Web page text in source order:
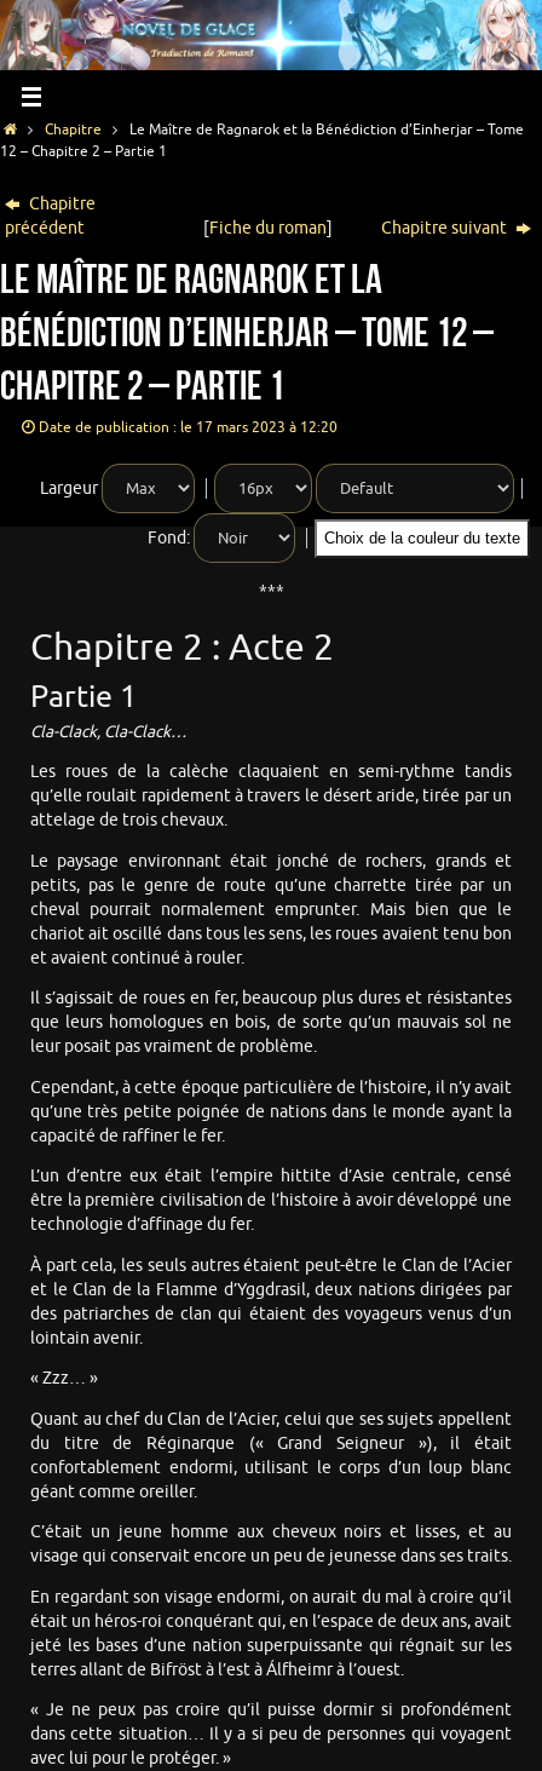
Chapitre
Le Maître de Ragnarok et la Bénédiction d’Einherjar – Tome
12 – Chapitre 2 – Partie 1
Chapitre
précédent
[Fiche du roman] Chapitre suivant
Le Maître de Ragnarok et la
Bénédiction d’Einherjar – Tome 12 –
Chapitre 2 – Partie 1
Date de publication : le 17 mars 2023 à 12:20
Largeur
Fond: Choix de la couleur du texte
***
Chapitre 2 : Acte 2
Partie 1
Cla-Clack, Cla-Clack…
Les roues de la calèche claquaient en semi-rythme tandis
qu’elle roulait rapidement à travers le désert aride, tirée par un
attelage de trois chevaux.
Le paysage environnant était jonché de rochers, grands et
petits, pas le genre de route qu’une charrette tirée par un
cheval pourrait normalement emprunter. Mais bien que le
chariot ait oscillé dans tous les sens, les roues avaient tenu bon
et avaient continué à rouler.
Il s’agissait de roues en fer, beaucoup plus dures et résistantes
que leurs homologues en bois, de sorte qu’un mauvais sol ne
leur posait pas vraiment de problème.
Cependant, à cette époque particulière de l’histoire, il n’y avait
qu’une très petite poignée de nations dans le monde ayant la
capacité de raffiner le fer.
L’un d’entre eux était l’empire hittite d’Asie centrale, censé
être la première civilisation de l’histoire à avoir développé une
technologie d’affinage du fer.
À part cela, les seuls autres étaient peut-être le Clan de l’Acier
et le Clan de la Flamme d’Yggdrasil, deux nations dirigées par
des patriarches de clan qui étaient des voyageurs venus d’un
lointain avenir.
« Zzz… »
Quant au chef du Clan de l’Acier, celui que ses sujets appellent
du titre de Réginarque (« Grand Seigneur »), il était
confortablement endormi, utilisant le corps d’un loup blanc
géant comme oreiller.
C’était un jeune homme aux cheveux noirs et lisses, et au
visage qui conservait encore un peu de jeunesse dans ses traits.
En regardant son visage endormi, on aurait du mal à croire qu’il
était un héros-roi conquérant qui, en l’espace de deux ans, avait
jeté les bases d’une nation superpuissante qui régnait sur les
terres allant de Bifröst à l’est à Álfheimr à l’ouest.
« Je ne peux pas croire qu’il puisse dormir si profondément
dans cette situation… Il y a si peu de personnes qui voyagent
avec lui pour le protéger. »